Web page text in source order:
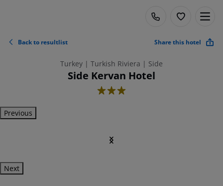
Back to resultlist Share this hotel
Turkey | Turkish Riviera | Side
Side Kervan Hotel
3
Previous
Next